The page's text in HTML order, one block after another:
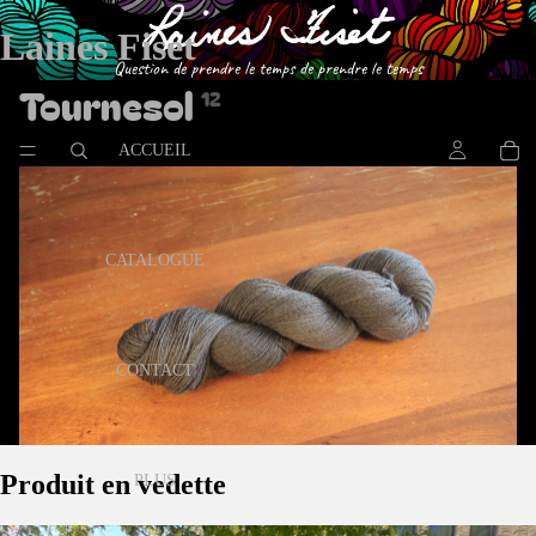
Laines Fiset
ACCUEIL
CATALOGUE
CONTACT
PLUS
Question de prendre le temps de prendre le temps
Tournesol 12
Produit en vedette